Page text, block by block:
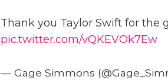
Thank you Taylor Swift for the
pic.twitter.com/vQKEVOk7Ew
— Gage Simmons